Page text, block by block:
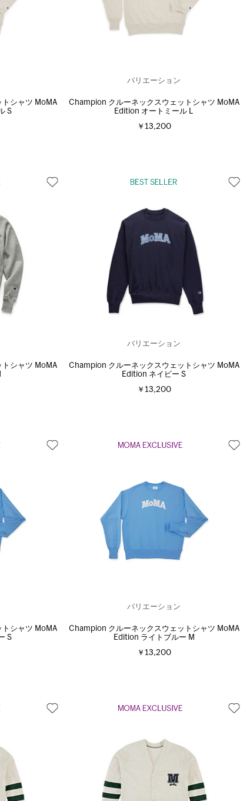
シャツ MoMA
S
バリエーション
Champion クルーネックスウェットシャツ MoMA
Edition オートミール L
￥13,200
シャツ MoMA
バリエーション
Champion クルーネックスウェットシャツ MoMA
Edition ネイビー S
￥13,200
シャツ MoMA
S
バリエーション
Champion クルーネックスウェットシャツ MoMA
Edition ライトブルー M
￥13,200